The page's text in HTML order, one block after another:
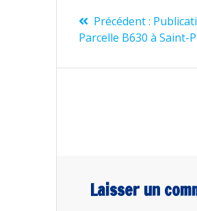
Précédent : Article
Parcelle B630 à Saint-
Laisser un